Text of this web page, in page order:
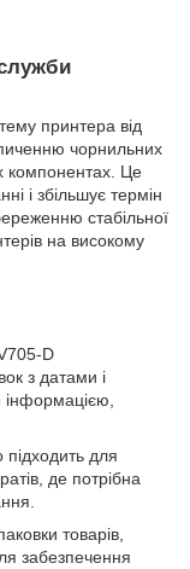
принтера від
чорнильних
компонентах. Це
і збільшує термін
стабільної
на високому
D
з датами і
інформацією,
підходить для
де потрібна
товарів,
забезпечення